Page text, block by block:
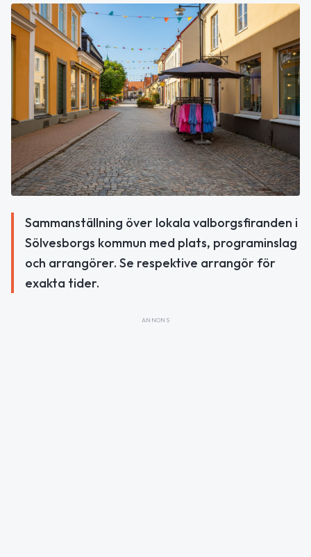
Sammanställning över lokala valborgsfiranden i
Sölvesborgs kommun med plats, programinslag
och arrangörer. Se respektive arrangör för
exakta tider.
ANNONS